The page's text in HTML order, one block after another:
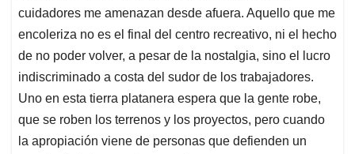
cuidadores me amenazan desde afuera. Aquello que me
encoleriza no es el final del centro recreativo, ni el hecho
de no poder volver, a pesar de la nostalgia, sino el lucro
indiscriminado a costa del sudor de los trabajadores.
Uno en esta tierra platanera espera que la gente robe,
que se roben los terrenos y los proyectos, pero cuando
la apropiación viene de personas que defienden un